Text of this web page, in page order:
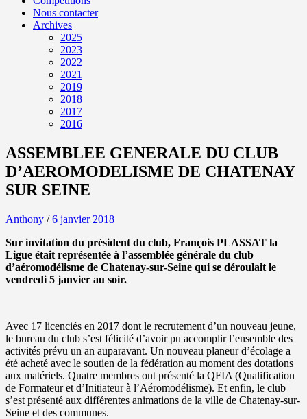
Nous contacter
Archives
2025
2023
2022
2021
2019
2018
2017
2016
ASSEMBLEE GENERALE DU CLUB
D’AEROMODELISME DE CHATENAY
SUR SEINE
Anthony /6 janvier 2018
Sur invitation du président du club, François PLASSAT la
Ligue était représentée à l’assemblée générale du club
d’aéromodélisme de Chatenay-sur-Seine qui se déroulait le
vendredi 5 janvier au soir.
Avec 17 licenciés en 2017 dont le recrutement d’un nouveau jeune,
le bureau du club s’est félicité d’avoir pu accomplir l’ensemble des
activités prévu un an auparavant. Un nouveau planeur d’écolage a
été acheté avec le soutien de la fédération au moment des dotations
aux matériels. Quatre membres ont présenté la QFIA (Qualification
de Formateur et d’Initiateur à l’Aéromodélisme). Et enfin, le club
s’est présenté aux différentes animations de la ville de Chatenay-sur-
Seine et des communes.